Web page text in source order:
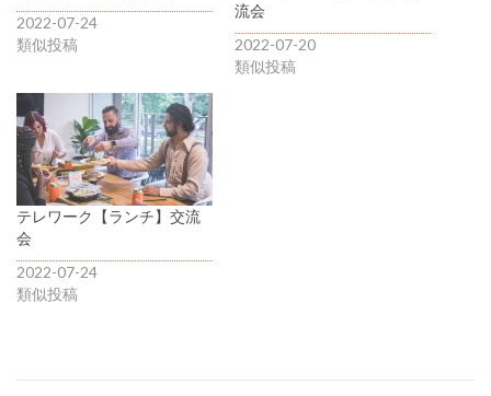
2022-07-24
類似投稿
流会
2022-07-20
類似投稿
テレワーク【ランチ】交流
会
2022-07-24
類似投稿